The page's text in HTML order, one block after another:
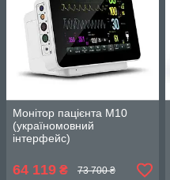
Монітор пацієнта M10
(україномовний
інтерфейс)
64 119 ₴ 73 700 ₴